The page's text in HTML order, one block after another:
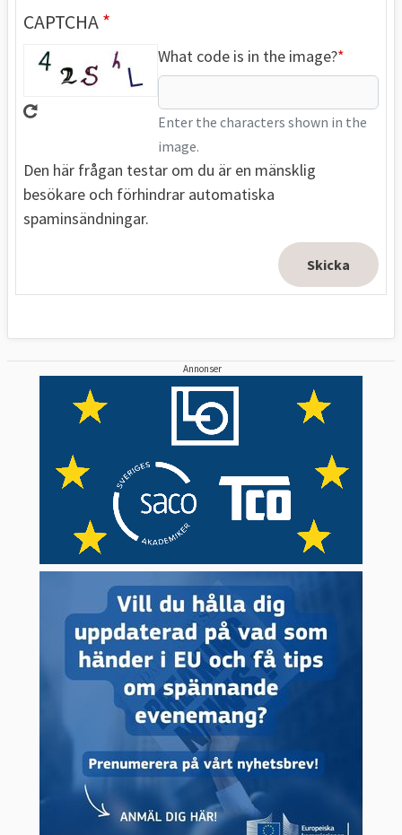
CAPTCHA
What code is in the image?
Enter the characters shown in the
image.
Den här frågan testar om du är en mänsklig
besökare och förhindrar automatiska
spaminsändningar.
Annonser